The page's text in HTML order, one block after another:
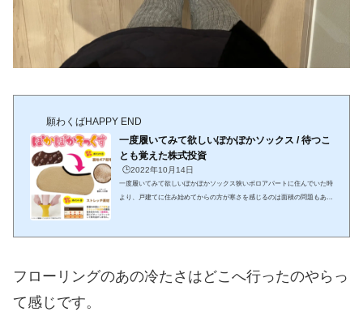
願わくばHAPPY END
一度履いてみて欲しいぽかぽかソックス / 待つこ
とも覚えた株式投資
🕒️2022年10月14日
一度履いてみて欲しいぽかぽかソックス狭いボロアパートに住んでいた時
より、戸建てに住み始めてからの方が寒さを感じるのは面積の問題もある
ます。【1年保証】【楽天1位】パネルヒーター 足元ヒーター デスクヒー
ロウィンダイニングでこんな風...
フローリングのあの冷たさはどこへ行ったのやらっ
て感じです。